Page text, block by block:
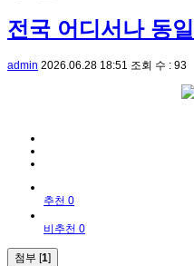
전국 어디서나 동
admin 2026.06.28 18:51 조회 수 : 93
추천 0
비추천 0
첨부 [1]